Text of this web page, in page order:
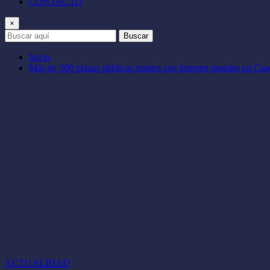
×
Buscar
Inicio
Más de 300 plazas públicas rurales con Internet gratuito en
ACTUALIDAD